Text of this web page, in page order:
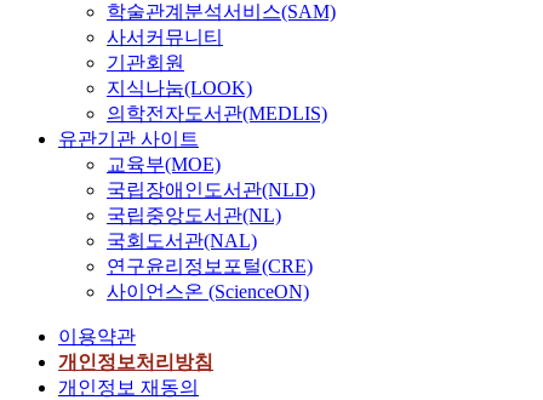
학술관계분석서비스(SAM)
사서커뮤니티
기관회원
지식나눔(LOOK)
의학전자도서관(MEDLIS)
유관기관 사이트
교육부(MOE)
국립장애인도서관(NLD)
국립중앙도서관(NL)
국회도서관(NAL)
연구윤리정보포털(CRE)
사이언스온 (ScienceON)
이용약관
개인정보처리방침
개인정보 재동의